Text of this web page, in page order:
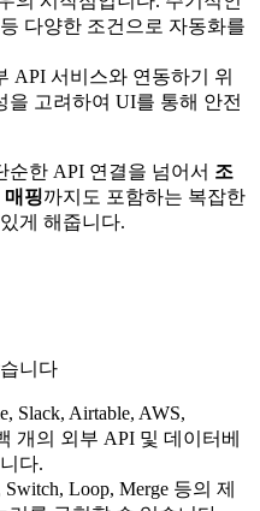
다양한 조건으로 자동화를
API 서비스와 연동하기 위
을 고려하여 UI를 통해 안전
순한 API 연결을 넘어서 조
매핑까지도 포함하는 복잡한
게 해줍니다.
니다
Slack, Airtable, AWS,
개의 외부 API 및 데이터베
다.
Switch, Loop, Merge 등의 제